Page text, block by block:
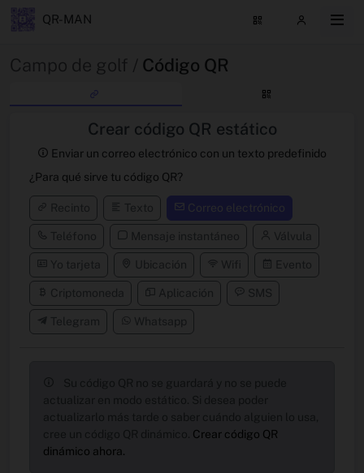
QR-MAN
Campo de golf / Código QR
Crear código QR estático
Enviar un correo electrónico con un texto predefinido
¿Para qué sirve tu código QR?
Recinto Texto Correo electrónico
Teléfono Mensaje instantáneo Válvula
Yo tarjeta Ubicación Wifi Evento
Criptomoneda Aplicación SMS
Telegram Whatsapp
Crear código QR
dinámico ahora.